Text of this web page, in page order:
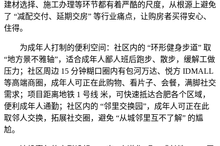
建材选择、施工办理等环节都有着严酷的尺度，从根源上避免
了 “减配交付、延期交房” 等行业痛点，让购房者买得安心、
住得。
为成年人打制的便利空间：社区内的 “环形健身步道” 取
“地方景不雅轴”，适合成年人鄙人班后跑步、散步，缓解工做
压力；社区周边 15 分钟糊口圈内有包河万达、悦方 IDMALL
等高端商圈，成年人可正在此购物、看片子、会餐，满脚社交
需求；项目距离地铁 1 号线 米，可快速抵达合肥各个区域，
便利成年人通勤；社区内的 “邻里交换园”，成年人可正在此
取邻人交换，拓展社交圈，避免 “从城邻里互不了解” 的尴
尬。